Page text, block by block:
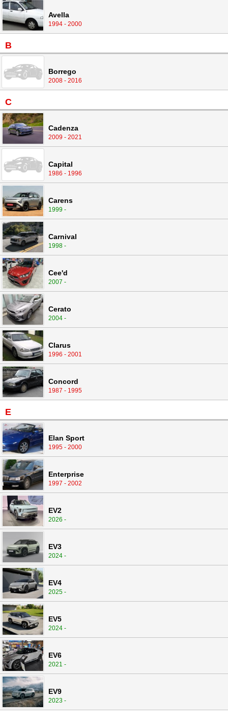
Avella
1994 - 2000
B
Borrego
2008 - 2016
C
Cadenza
2009 - 2021
Capital
1986 - 1996
Carens
1999 -
Carnival
1998 -
Cee'd
2007 -
Cerato
2004 -
Clarus
1996 - 2001
Concord
1987 - 1995
E
Elan Sport
1995 - 2000
Enterprise
1997 - 2002
EV2
2026 -
EV3
2024 -
EV4
2025 -
EV5
2024 -
EV6
2021 -
EV9
2023 -